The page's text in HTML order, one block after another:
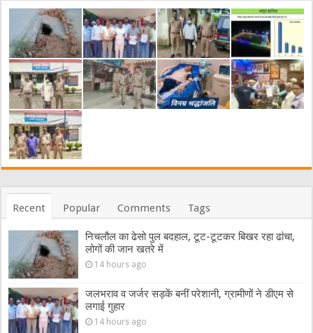
Recent Popular Comments Tags
निचलौल का ढेसो पुल बदहाल, टूट-टूटकर बिखर रहा ढांचा,
लोगों की जान खतरे में
14 hours ago
जलभराव व जर्जर सड़कें बनीं परेशानी, ग्रामीणों ने डीएम से
लगाई गुहार
14 hours ago